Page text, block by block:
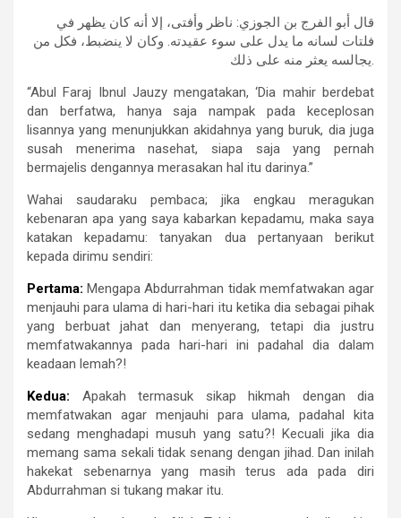
قال أبو الفرج بن الجوزي: ناظر وأفتى، إلا أنه كان يظهر في
فلتات لسانه ما يدل على سوء عقيدته. وكان لا ينضبط، فكل من
يجالسه يعثر منه على ذلك.
“Abul Faraj Ibnul Jauzy mengatakan, ‘Dia mahir berdebat
dan berfatwa, hanya saja nampak pada keceplosan
lisannya yang menunjukkan akidahnya yang buruk, dia juga
susah menerima nasehat, siapa saja yang pernah
bermajelis dengannya merasakan hal itu darinya.”
Wahai saudaraku pembaca; jika engkau meragukan
kebenaran apa yang saya kabarkan kepadamu, maka saya
katakan kepadamu: tanyakan dua pertanyaan berikut
kepada dirimu sendiri:
Pertama: Mengapa Abdurrahman tidak memfatwakan agar
menjauhi para ulama di hari-hari itu ketika dia sebagai pihak
yang berbuat jahat dan menyerang, tetapi dia justru
memfatwakannya pada hari-hari ini padahal dia dalam
keadaan lemah?!
Kedua: Apakah termasuk sikap hikmah dengan dia
memfatwakan agar menjauhi para ulama, padahal kita
sedang menghadapi musuh yang satu?! Kecuali jika dia
memang sama sekali tidak senang dengan jihad. Dan inilah
hakekat sebenarnya yang masih terus ada pada diri
Abdurrahman si tukang makar itu.